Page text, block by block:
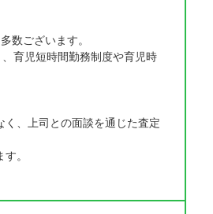
数ございます。
育児短時間勤務制度や育児時
、上司との面談を通じた査定
。